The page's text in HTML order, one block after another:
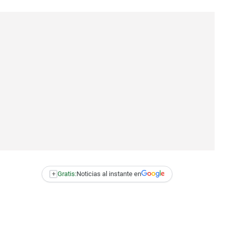
+ Gratis:Noticias al instante en